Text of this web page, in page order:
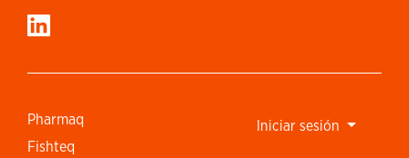
Pharmaq
Fishteq
Iniciar sesión